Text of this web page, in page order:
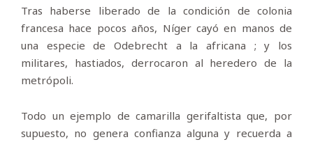
Tras haberse liberado de la condición de colonia
francesa hace pocos años, Níger cayó en manos de
una especie de Odebrecht a la africana ; y los
militares, hastiados, derrocaron al heredero de la
metrópoli.
Todo un ejemplo de camarilla gerifaltista que, por
supuesto, no genera confianza alguna y recuerda a